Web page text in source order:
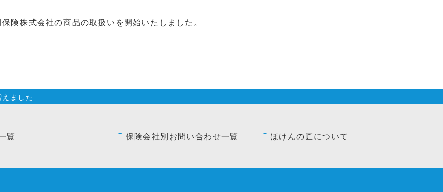
株式会社の商品の取扱いを開始いたしました。
ました
覧 保険会社別お問い合わせ一覧 ほけんの匠について